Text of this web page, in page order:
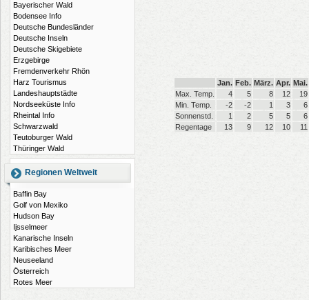
Bayerischer Wald
Bodensee Info
Deutsche Bundesländer
Deutsche Inseln
Deutsche Skigebiete
Erzgebirge
Fremdenverkehr Rhön
Harz Tourismus
Landeshauptstädte
Nordseeküste Info
Rheintal Info
Schwarzwald
Teutoburger Wald
Thüringer Wald
Regionen Weltweit
Baffin Bay
Golf von Mexiko
Hudson Bay
Ijsselmeer
Kanarische Inseln
Karibisches Meer
Neuseeland
Österreich
Rotes Meer
Jan. Feb. März. Apr. Mai.
Max. Temp.
4 5 8 12
19
Min. Temp.
-2 -2 1 3
6
Sonnenstd.
1 2 5 5
6
Regentage
13 9 12 10 11